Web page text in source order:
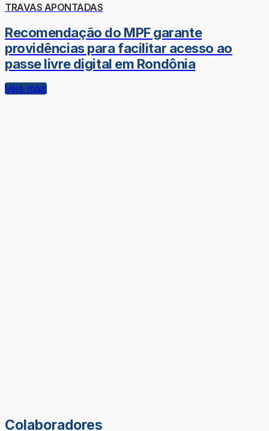
TRAVAS APONTADAS
Recomendação do MPF garante
providências para facilitar acesso ao
passe livre digital em Rondônia
Veja mais
Colaboradores